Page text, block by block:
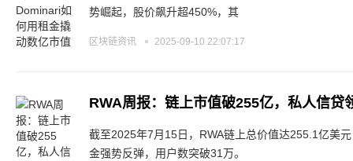
势崛起，股价飙升超450%，其
区块链资讯 2025-09-10 22:07:17
RWA周报：链上市值破255亿，私人信贷
截至2025年7月15日，RWA链上总价值达255.1亿美
金强势反弹，用户数突破31万。